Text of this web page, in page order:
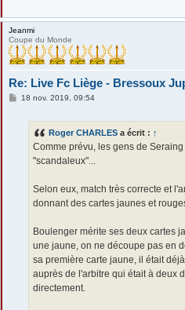
Jeanmi
Coupe du Monde
Re: Live Fc Liège - Bressoux
M18 nov. 2019, 09:54
Roger CHARLES a écrit : ↑
Comme prévu, les gens de
"scandaleux"...
Selon eux, match très correcte et
donnant des cartes jaunes et
Boulenger mérite ses deux cartes
une jaune, on ne découpe pas en
sa première carte jaune, il était
auprès de l'arbitre qui était à deux
directement.